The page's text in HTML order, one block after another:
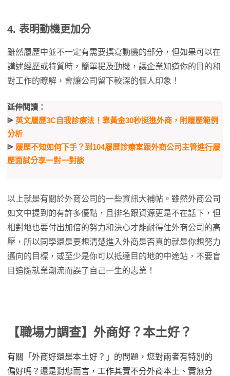
4. 表明動機更加分
雖然履歷中並不一定有需要撰寫動機的部分，但如果可以在
講述經歷或特質時，簡單提及動機，讓企業知道你的目的和
對工作的瞭解，會讓公司留下較深的個人印象！
延伸閱讀：
⩥ 英文履歷3C自我診療法！靠黃金30秒挺進外商，附履歷範例
分析
⩥ 履歷不知如何下手？到104履歷診療室跟外商公司主管進行履
歷面試分享一對一對談
以上就是有關於外商公司的一些資訊大補帖。雖然外商公司
如文中提到的有許多優點，且排名跟資源更是不在話下，但
相對地也要付出加倍的努力和決心才能耐得住外商公司的高
壓，所以同學還是要想清楚進入外商是否真的就是你想努力
邁向的目標，或至少是你可以抵達目的地的中途站，不要盲
目追隨就業潮流而誤了自己一生的志業！
【職場力調查】外商好？本土好？
有關「外商好還是本土好？」的問題，您對兩者有特別的
偏好嗎？還是對您而言，工作其實不分外商本土、實無分